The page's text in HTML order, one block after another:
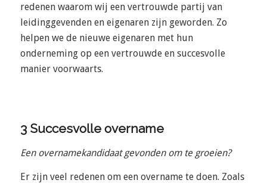
redenen waarom wij een vertrouwde partij van
leidinggevenden en eigenaren zijn geworden. Zo
helpen we de nieuwe eigenaren met hun
onderneming op een vertrouwde en succesvolle
manier voorwaarts.
3 Succesvolle overname
Een overnamekandidaat gevonden om te groeien?
Er zijn veel redenen om een overname te doen. Zoals